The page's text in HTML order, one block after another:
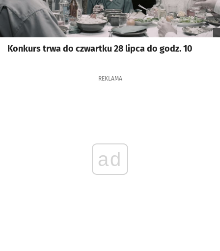
Konkurs trwa do czwartku 28 lipca do godz. 10
REKLAMA
ad